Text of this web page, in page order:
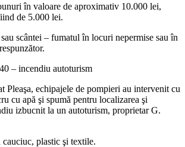
în valoare de aproximativ 10.000 lei,
de 5.000 lei.
scântei – fumatul în locuri nepermise sau în
– incendiu autoturism
Pleaşa, echipajele de pompieri au intervenit cu
cu apă şi spumă pentru localizarea şi
izbucnit la un autoturism, proprietar G.
plastic şi textile.